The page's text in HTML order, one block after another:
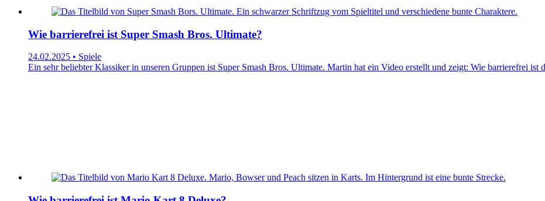
Wie barrierefrei ist Super Smash Bros. Ultimate?
24.02.2025 • Spiele
Ein sehr beliebter Klassiker in unseren Gruppen ist Super Smash Bros. Ultimate. Martin hat ein Video erstellt und zeigt: Wie barrierefrei ist